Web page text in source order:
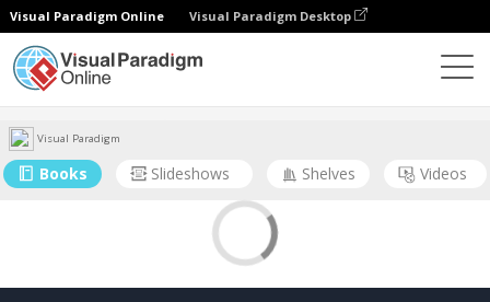
Visual Paradigm Online Visual Paradigm Desktop
Visual Paradigm
Books Slideshows Shelves Videos